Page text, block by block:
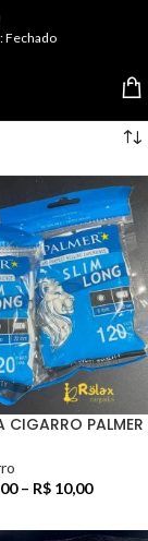
Fechado
CIGARRO PALMER
– R$10,00